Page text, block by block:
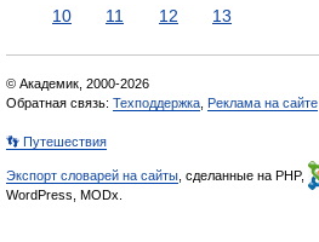
10
11 12 13
© Академик, 2000-2026
Обратная связь: Техподдержка Реклама на сайте
👣 Путешествия
Экспорт словарей на сайты , сделанные на PHP,
WordPress, MODx.